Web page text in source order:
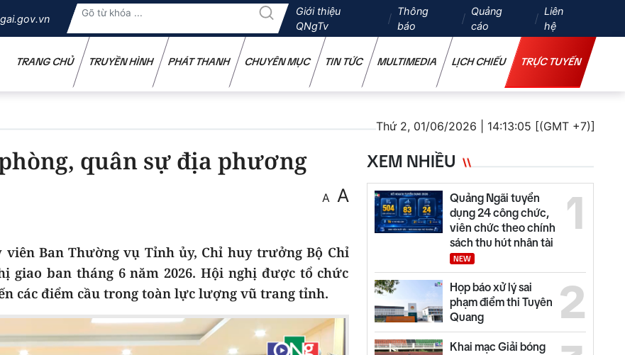
Giới thiệu
QNgTv
Thông
báo
Quảng
cáo
Liên
hệ
TRANG CHỦ TRUYỀN HÌNH PHÁT THANH CHUYÊN MỤC TIN TỨC MULTIMEDIA LỊCH CHIẾU TRỰC TUYẾN
Thứ 2, 01/06/2026 | 14:13:05 [(GMT +7)]
quân sự địa phương
A A
viên Ban Thường vụ Tỉnh ủy, Chỉ huy trưởng Bộ Chỉ
giao ban tháng 6 năm 2026. Hội nghị được tổ chức
các điểm cầu trong toàn lực lượng vũ trang tỉnh.
XEM NHIỀU
1
Quảng Ngãi tuyển
dụng 24 công chức,
viên chức theo chính
sách thu hút nhân tài
NEW
2
Họp báo xử lý sai
phạm điểm thi Tuyên
Quang
Khai mạc Giải bóng